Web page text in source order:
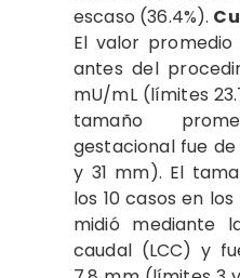
escaso (36.4%).
El valor
antes del
mU/mL (límites
tamaño
gestacional fue
y 31 mm). El
los 10 casos en
midió mediante
caudal (LCC) y